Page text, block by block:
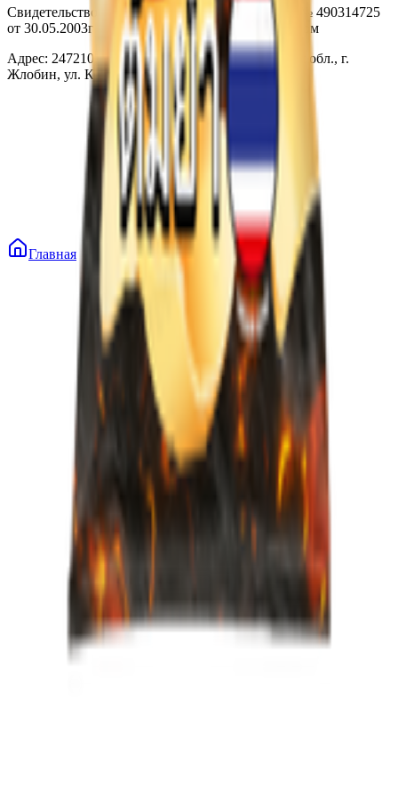
Свидетельство о государственной регистрации № 490314725
от 30.05.2003г выдано Гомельским облисполкомом
Адрес: 247210, Республика Беларусь, Гомельская обл., г.
Жлобин, ул. Козлова 2-А
Главная